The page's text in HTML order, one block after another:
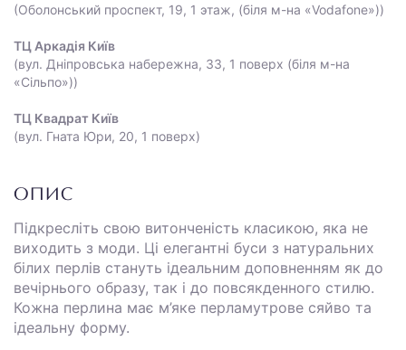
(Оболонський проспект, 19, 1 этаж, (біля м-на «Vodafone»))
ТЦ Аркадія Київ
(вул. Дніпровська набережна, 33, 1 поверх (біля м-на
«Сільпо»))
ТЦ Квадрат Київ
(вул. Гната Юри, 20, 1 поверх)
ОПИС
Підкресліть свою витонченість класикою, яка не
виходить з моди. Ці елегантні буси з натуральних
білих перлів стануть ідеальним доповненням як до
вечірнього образу, так і до повсякденного стилю.
Кожна перлина має м’яке перламутрове сяйво та
ідеальну форму.